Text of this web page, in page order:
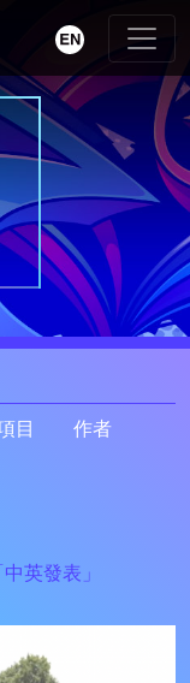
目 作者
英發表」